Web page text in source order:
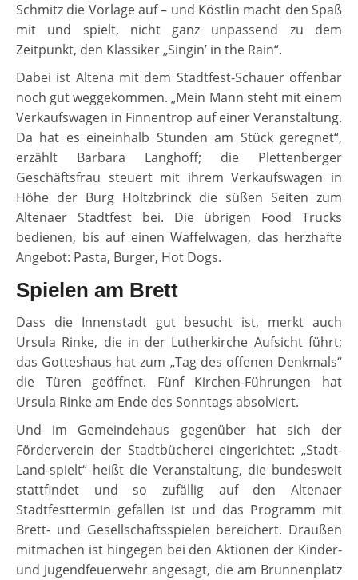
Schmitz die Vorlage auf – und Köstlin macht den Spaß
mit und spielt, nicht ganz unpassend zu dem
Zeitpunkt, den Klassiker „Singin’ in the Rain“.
Dabei ist Altena mit dem Stadtfest-Schauer offenbar
noch gut weggekommen. „Mein Mann steht mit einem
Verkaufswagen in Finnentrop auf einer Veranstaltung.
Da hat es eineinhalb Stunden am Stück geregnet“,
erzählt Barbara Langhoff; die Plettenberger
Geschäftsfrau steuert mit ihrem Verkaufswagen in
Höhe der Burg Holtzbrinck die süßen Seiten zum
Altenaer Stadtfest bei. Die übrigen Food Trucks
bedienen, bis auf einen Waffelwagen, das herzhafte
Angebot: Pasta, Burger, Hot Dogs.
Spielen am Brett
Dass die Innenstadt gut besucht ist, merkt auch
Ursula Rinke, die in der Lutherkirche Aufsicht führt;
das Gotteshaus hat zum „Tag des offenen Denkmals“
die Türen geöffnet. Fünf Kirchen-Führungen hat
Ursula Rinke am Ende des Sonntags absolviert.
Und im Gemeindehaus gegenüber hat sich der
Förderverein der Stadtbücherei eingerichtet: „Stadt-
Land-spielt“ heißt die Veranstaltung, die bundesweit
stattfindet und so zufällig auf den Altenaer
Stadtfesttermin gefallen ist und das Programm mit
Brett- und Gesellschaftsspielen bereichert. Draußen
mitmachen ist hingegen bei den Aktionen der Kinder-
und Jugendfeuerwehr angesagt, die am Brunnenplatz